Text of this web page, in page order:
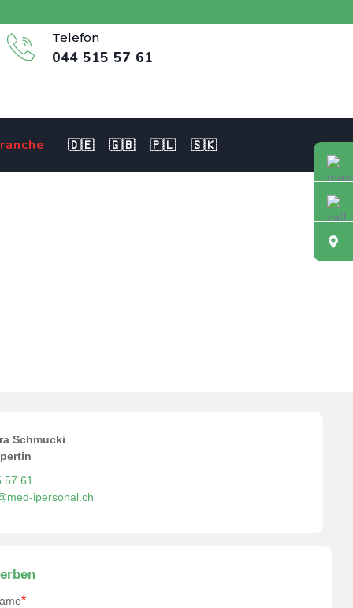
Telefon
044 515 57 61
🇩🇪 🇬🇧 🇵🇱 🇸🇰
Schmucki
57 61
ipersonal.ch
*